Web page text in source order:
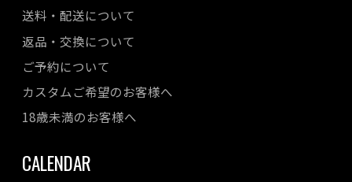
送料・配送について
返品・交換について
ご予約について
カスタムご希望のお客様へ
18歳未満のお客様へ
CALENDAR